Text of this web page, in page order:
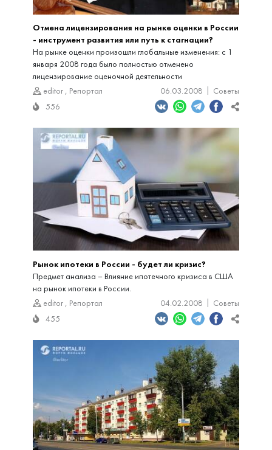
Отмена лицензирования на рынке оценки в России
- инструмент развития или путь к стагнации?
На рынке оценки произошли глобальные изменения: с 1
января 2008 года было полностью отменено
лицензирование оценочной деятельности
editor , Репортал 06.03.2008
Советы
556
Рынок ипотеки в России - будет ли кризис?
Предмет анализа – Влияние ипотечного кризиса в США
на рынок ипотеки в России.
editor , Репортал 04.02.2008
Советы
455